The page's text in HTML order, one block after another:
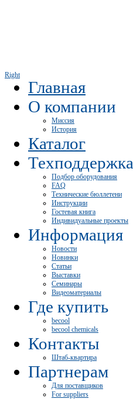
Right
Главная
О компании
Миссия
История
Каталог
Техподдержка
Подбор оборудования
FAQ
Технические бюллетени
Инструкции
Гостевая книга
Индивидуальные проекты
Информация
Новости
Новинки
Статьи
Выставки
Семинары
Видеоматериалы
Где купить
becool
becool chemicals
Контакты
Штаб-квартира
Партнерам
Для поставщиков
For suppliers